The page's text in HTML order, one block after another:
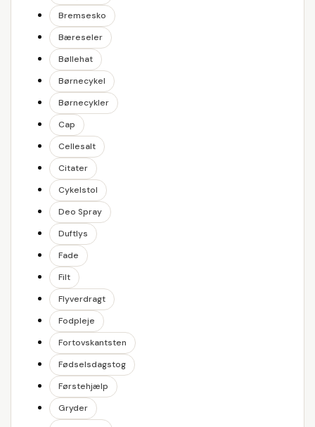
Bremsesko
Bæreseler
Bøllehat
Børnecykel
Børnecykler
Cap
Cellesalt
Citater
Cykelstol
Deo Spray
Duftlys
Fade
Filt
Flyverdragt
Fodpleje
Fortovskantsten
Fødselsdagstog
Førstehjælp
Gryder